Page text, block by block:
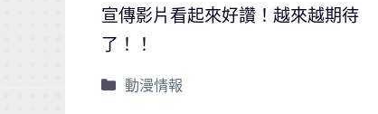
宣傳影片看起來好讚！越來越期待
了！！
動漫情報